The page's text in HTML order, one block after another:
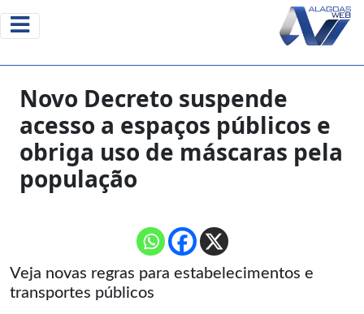
Novo Decreto suspende
acesso a espaços públicos e
obriga uso de máscaras pela
população
Veja novas regras para estabelecimentos e
transportes públicos